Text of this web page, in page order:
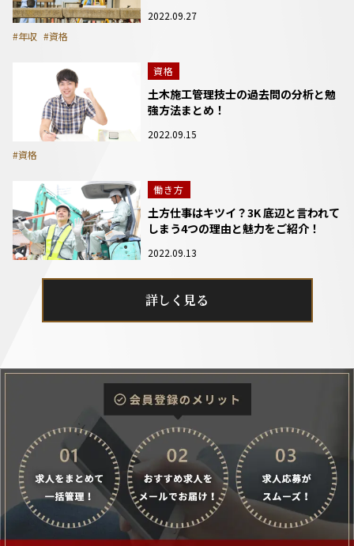
2022.09.27
#年収 #資格
資格
土木施工管理技士の過去問の分析と勉
強方法まとめ！
2022.09.15
#資格
働き方
土方仕事はキツイ？3K 底辺と言われて
しまう4つの理由と魅力をご紹介！
2022.09.13
詳しく見る